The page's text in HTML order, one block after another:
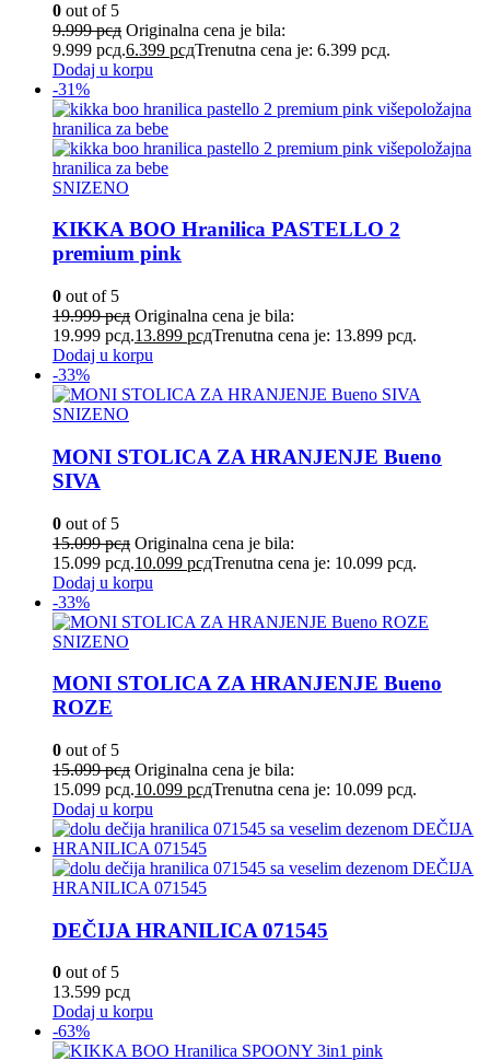
0 out of 5
9.999рсд Originalna cena je bila:
9.999 рсд.6.399 рсдTrenutna cena je: 6.399 рсд.
Dodaj u korpu
-31%
SNIZENO
KIKKA BOO Hranilica PASTELLO 2
premium pink
0 out of 5
19.999рсд Originalna cena je bila:
19.999 рсд.13.899 рсдTrenutna cena je: 13.899 рсд.
Dodaj u korpu
-33%
SNIZENO
MONI STOLICA ZA HRANJENJE Bueno
SIVA
0 out of 5
15.099рсд Originalna cena je bila:
15.099 рсд.10.099 рсдTrenutna cena je: 10.099 рсд.
Dodaj u korpu
-33%
SNIZENO
MONI STOLICA ZA HRANJENJE Bueno
ROZE
0 out of 5
15.099рсд Originalna cena je bila:
15.099 рсд.10.099 рсдTrenutna cena je: 10.099 рсд.
Dodaj u korpu
DEČIJA HRANILICA 071545
0 out of 5
13.599 рсд
Dodaj u korpu
-63%